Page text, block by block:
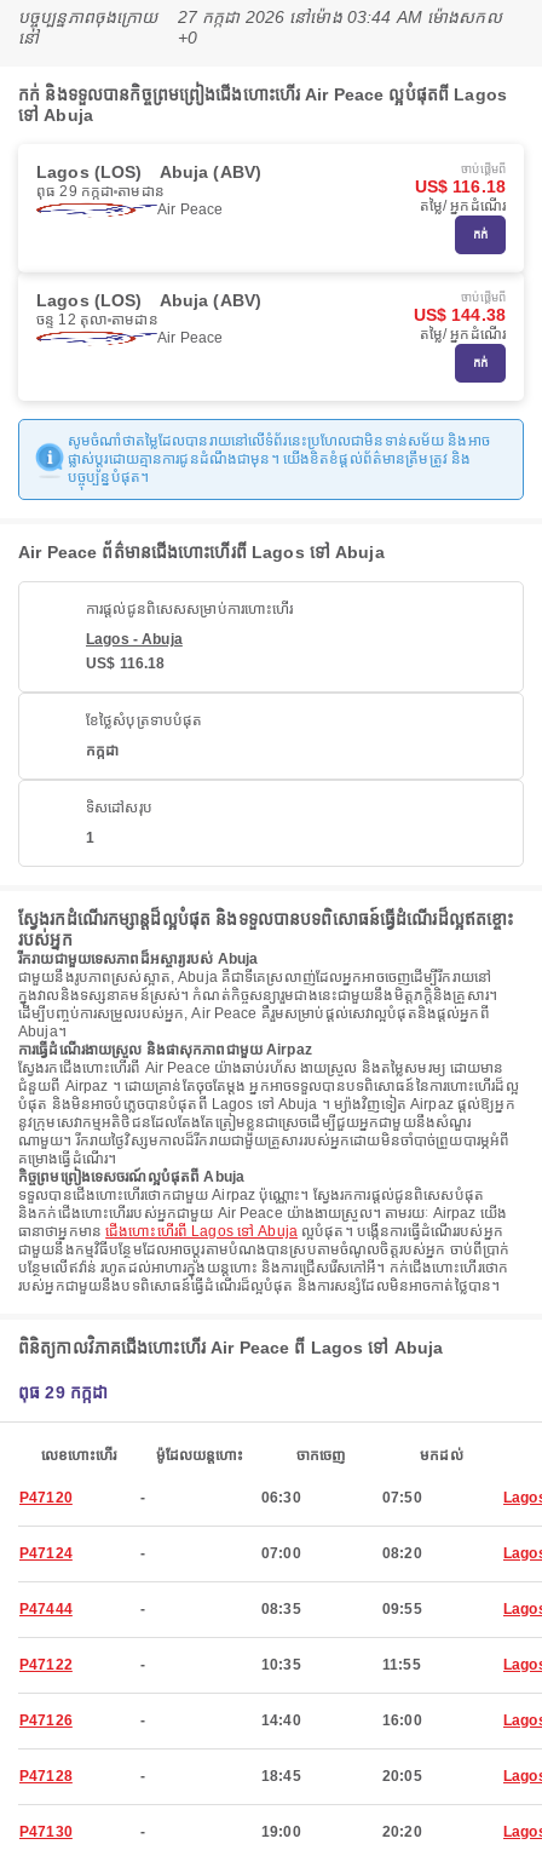
បច្ចុប្បន្នភាពចុងក្រោយ
នៅ
27 កក្កដា 2026 នៅ​ម៉ោង 03:44 AM ម៉ោង​សកល
+0
កក់ និងទទួលបានកិច្ចព្រមព្រៀងជើងហោះហើរ Air Peace ល្អបំផុតពី Lagos
ទៅ Abuja
Lagos (LOS) Abuja (ABV)
ពុធ 29 កក្កដា តាមដាន
Air Peace
ចាប់ផ្ដើមពី
US$ 116.18
តម្លៃ/ អ្នកដំណើរ
កក់
Lagos (LOS) Abuja (ABV)
ចន្ទ 12 តុលា តាមដាន
Air Peace
ចាប់ផ្ដើមពី
US$ 144.38
តម្លៃ/ អ្នកដំណើរ
កក់
សូមចំណាំថាតម្លៃដែលបានរាយនៅលើទំព័រនេះប្រហែលជាមិនទាន់សម័យ និងអាច
ផ្លាស់ប្តូរដោយគ្មានការជូនដំណឹងជាមុន។ យើងខិតខំផ្តល់ព័ត៌មានត្រឹមត្រូវ និង
បច្ចុប្បន្នបំផុត។
Air Peace ព័ត៌មានជើងហោះហើរពី Lagos ទៅ Abuja
ការផ្តល់ជូនពិសេសសម្រាប់ការហោះហើរ
Lagos - Abuja
US$ 116.18
ខែថ្លៃសំបុត្រទាបបំផុត
កក្កដា
ទិសដៅសរុប
1
ស្វែងរកដំណើរកម្សាន្តដ៏ល្អបំផុត និងទទួលបានបទពិសោធន៍ធ្វើដំណើរដ៏ល្អឥតខ្ចោះ
របស់អ្នក
រីករាយជាមួយទេសភាពដ៏អស្ចារ្យរបស់ Abuja
ជាមួយនឹងរូបភាពស្រស់ស្អាត, Abuja គឺជាទីគេស្រលាញ់ដែលអ្នកអាចចេញដើម្បីរីករាយនៅ
ក្នុងវាលនិងទស្សនាគមន៍ស្រស់។ កំណត់កិច្ចសន្យារួមជាងនេះជាមួយនឹងមិត្តភក្តិនិងគ្រួសារ។
ដើម្បីបញ្ចប់ការសម្រួលរបស់អ្នក, Air Peace គឺរួមសម្រាប់ផ្តល់សេវាល្អបំផុតនិងផ្តល់អ្នកពី
Abuja។
ការធ្វើដំណើរងាយស្រួល និងផាសុកភាពជាមួយ Airpaz
ស្វែងរកជើងហោះហើរពី Air Peace យ៉ាងឆាប់រហ័ស ងាយស្រួល និងតម្លៃសមរម្យ ដោយមាន
ជំនួយពី Airpaz ។ ដោយគ្រាន់តែចុចតែម្តង អ្នកអាចទទួលបានបទពិសោធន៍នៃការហោះហើរដ៏ល្អ
បំផុត និងមិនអាចបំភ្លេចបានបំផុតពី Lagos ទៅ Abuja ។ ម្យ៉ាងវិញទៀត Airpaz ផ្តល់ឱ្យអ្នក
នូវក្រុមសេវាកម្មអតិថិជនដែលតែងតែត្រៀមខ្លួនជាស្រេចដើម្បីជួយអ្នកជាមួយនឹងសំណួរ
ណាមួយ។ រីករាយថ្ងៃវិស្សមកាលដ៏រីករាយជាមួយគ្រួសាររបស់អ្នកដោយមិនចាំបាច់ព្រួយបារម្ភអំពី
គម្រោងធ្វើដំណើរ។
កិច្ចព្រមព្រៀងទេសចរណ៍ល្អបំផុតពី Abuja
ទទួលបានជើងហោះហើរថោកជាមួយ Airpaz ប៉ុណ្ណោះ។ ស្វែងរកការផ្តល់ជូនពិសេសបំផុត
និងកក់ជើងហោះហើររបស់អ្នកជាមួយ Air Peace យ៉ាងងាយស្រួល។ តាមរយៈ Airpaz យើង
ធានាថាអ្នកមានជើងហោះហើរពី Lagos ទៅ Abujaល្អបំផុត។ បង្កើនការធ្វើដំណើររបស់អ្នក
ជាមួយនឹងកម្មវិធីបន្ថែមដែលអាចប្ដូរតាមបំណងបានស្របតាមចំណូលចិត្តរបស់អ្នក ចាប់ពីប្រាក់
បន្ថែមលើឥវ៉ាន់ រហូតដល់អាហារក្នុងយន្តហោះ និងការជ្រើសរើសកៅអី។ កក់ជើងហោះហើរថោក
របស់អ្នកជាមួយនឹងបទពិសោធន៍ធ្វើដំណើរដ៏ល្អបំផុត និងការសន្សំដែលមិនអាចកាត់ថ្លៃបាន។
ពិនិត្យកាលវិភាគជើងហោះហើរ Air Peace ពី Lagos ទៅ Abuja
ពុធ 29 កក្កដា
លេខហោះហើរ ម៉ូដែលយន្តហោះ ចាកចេញ មកដល់
P47120 - 06:30 07:50
P47124 - 07:00 08:20
P47444 - 08:35 09:55
P47122 - 10:35 11:55
P47126 - 14:40 16:00
P47128 - 18:45 20:05
P47130 - 19:00 20:20